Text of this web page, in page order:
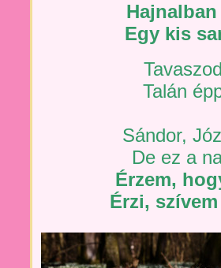
Egy kis
Talán
Sándor,
De ez a
Érzem,
Érzi,